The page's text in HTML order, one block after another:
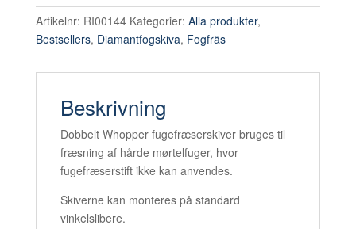
mängd
Artikelnr: RI00144 Kategorier: Alla produkter,
Bestsellers, Diamantfogskiva, Fogfräs
Beskrivning
Dobbelt Whopper fugefræserskiver bruges til
fræsning af hårde mørtelfuger, hvor
fugefræserstift ikke kan anvendes.
Skiverne kan monteres på standard
vinkelslibere.